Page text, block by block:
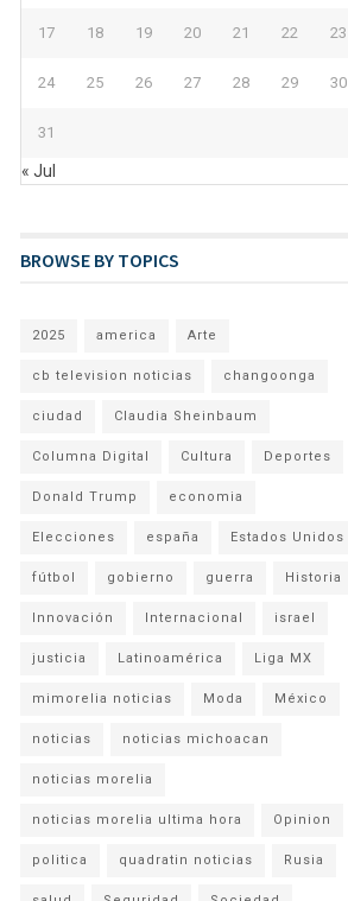
17 18 19 20 21 22 23
24 25 26 27 28 29 30
31
« Jul
BROWSE BY TOPICS
2025 america Arte
cb television noticias changoonga
ciudad Claudia Sheinbaum
Columna Digital Cultura Deportes
Donald Trump economia
Elecciones españa Estados Unidos
fútbol gobierno guerra Historia
Innovación Internacional israel
justicia Latinoamérica Liga MX
mimorelia noticias Moda México
noticias noticias michoacan
noticias morelia
noticias morelia ultima hora Opinion
politica quadratin noticias Rusia